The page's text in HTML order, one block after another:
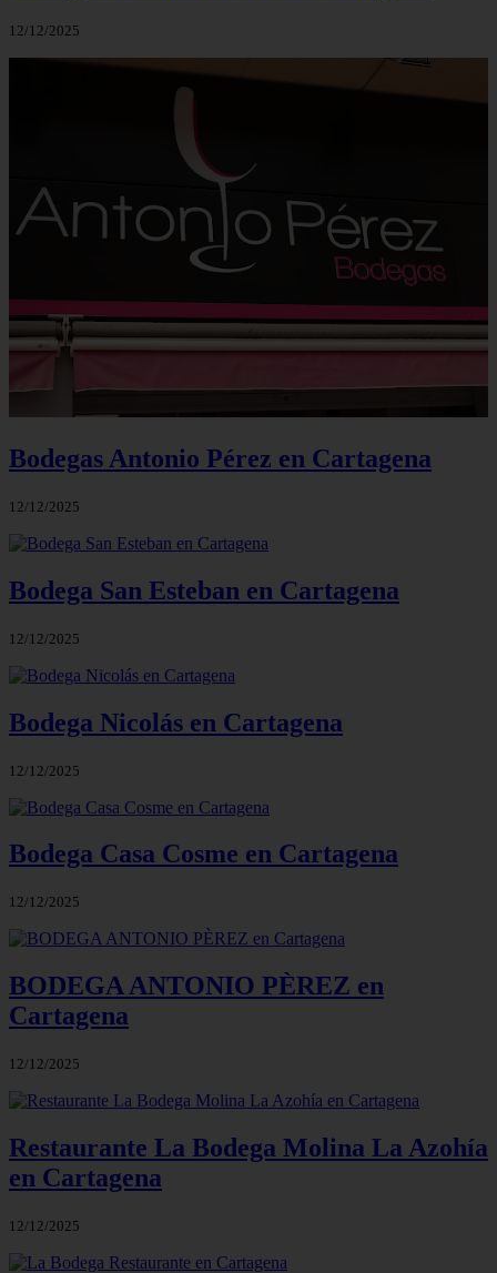
12/12/2025
Bodegas Antonio Pérez en Cartagena
12/12/2025
Bodega San Esteban en Cartagena
12/12/2025
Bodega Nicolás en Cartagena
12/12/2025
Bodega Casa Cosme en Cartagena
12/12/2025
BODEGA ANTONIO PÈREZ en
Cartagena
12/12/2025
Restaurante La Bodega Molina La Azohía
en Cartagena
12/12/2025